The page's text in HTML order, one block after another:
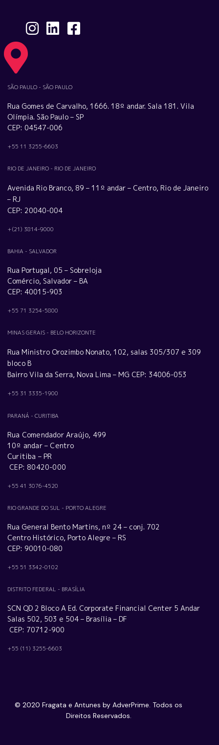
SÃO PAULO - SÃO PAULO
Rua Gomes de Carvalho, 1666. 18º andar. Sala 181. Vila
Olímpia. São Paulo – SP
CEP: 04547-006
+55 11 3255-6603
RIO DE JANEIRO - RIO DE JANEIRO
Avenida Rio Branco, 89 – 11º andar – Centro, Rio de Janeiro
– RJ
CEP: 20040-004
+(21) 3814-9000
BAHIA - SALVADOR
Rua Portugal, 05 – Sobreloja
Comércio, Salvador – BA
CEP: 40015-903
+55 71 3254-5800
MINAS GERAIS - BELO HORIZONTE
Rua Ministro Orozimbo Nonato, 102, salas 305/307 e 309
bloco B
Bairro Vila da Serra, Nova Lima – MG CEP: 34006-053
+55 31 3335-1900
PARANÁ - CURITIBA
Rua Comendador Araújo, 499
10º andar – Centro
Curitiba – PR
CEP: 80420-000
+55 41 3076-4520
RIO GRANDE DO SUL - PORTO ALEGRE
Rua General Bento Martins, nº 24 – conj. 702
Centro Histórico, Porto Alegre – RS
CEP: 90010-080
+55 51 3342-0102
DISTRITO FEDERAL - BRASÍLIA
SCN QD 2 Bloco A Ed. Corporate Financial Center 5 Andar
Salas 502, 503 e 504 – Brasília – DF
CEP: 70712-900
+55 (11) 3255-6603
© 2020 Fragata e Antunes by AdverPrime. Todos os
Direitos Reservados.